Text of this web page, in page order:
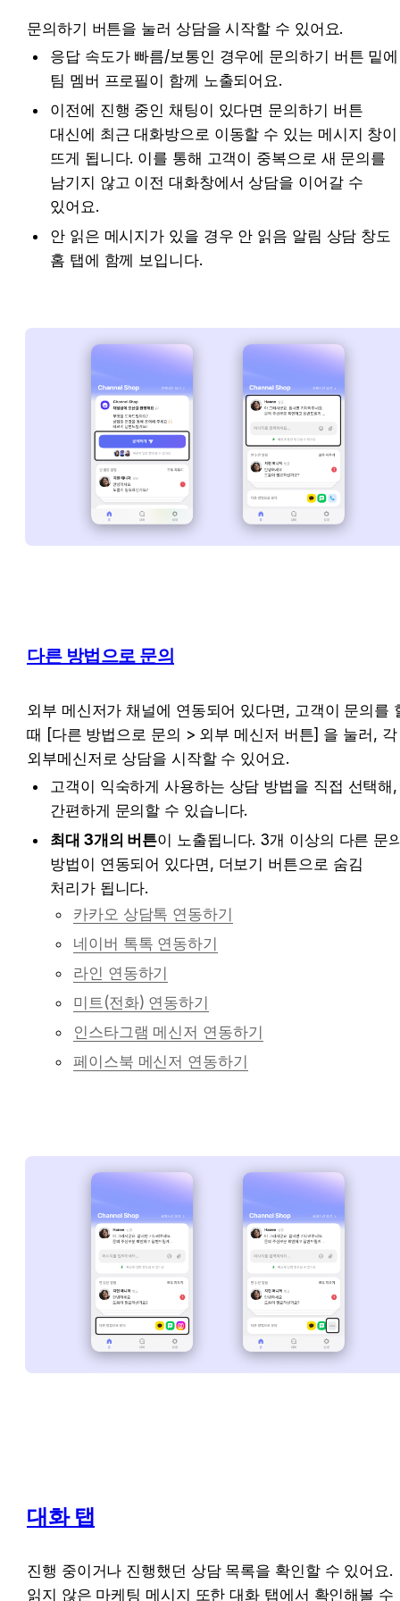
문의하기 버튼을 눌러 상담을 시작할 수 있어요.
응답 속도가 빠름/보통인 경우에 문의하기 버튼 밑에
팀 멤버 프로필이 함께 노출되어요.
이전에 진행 중인 채팅이 있다면 문의하기 버튼
대신에 최근 대화방으로 이동할 수 있는 메시지 창이
뜨게 됩니다. 이를 통해 고객이 중복으로 새 문의를
남기지 않고 이전 대화창에서 상담을 이어갈 수
있어요.
안 읽은 메시지가 있을 경우 안 읽음 알림 상담 창도
홈 탭에 함께 보입니다.
다른 방법으로 문의
외부 메신저가 채널에 연동되어 있다면, 고객이 문의를
때 [다른 방법으로 문의 > 외부 메신저 버튼] 을 눌러, 각
외부메신저로 상담을 시작할 수 있어요.
고객이 익숙하게 사용하는 상담 방법을 직접 선택해,
간편하게 문의할 수 있습니다.
최대 3개의 버튼이 노출됩니다. 3개 이상의 다른 문
방법이 연동되어 있다면, 더보기 버튼으로 숨김
처리가 됩니다.
카카오 상담톡 연동하기
네이버 톡톡 연동하기
라인 연동하기
미트(전화) 연동하기
인스타그램 메신저 연동하기
페이스북 메신저 연동하기
대화 탭
진행 중이거나 진행했던 상담 목록을 확인할 수 있어요.
읽지 않은 마케팅 메시지 또한 대화 탭에서 확인해볼 수